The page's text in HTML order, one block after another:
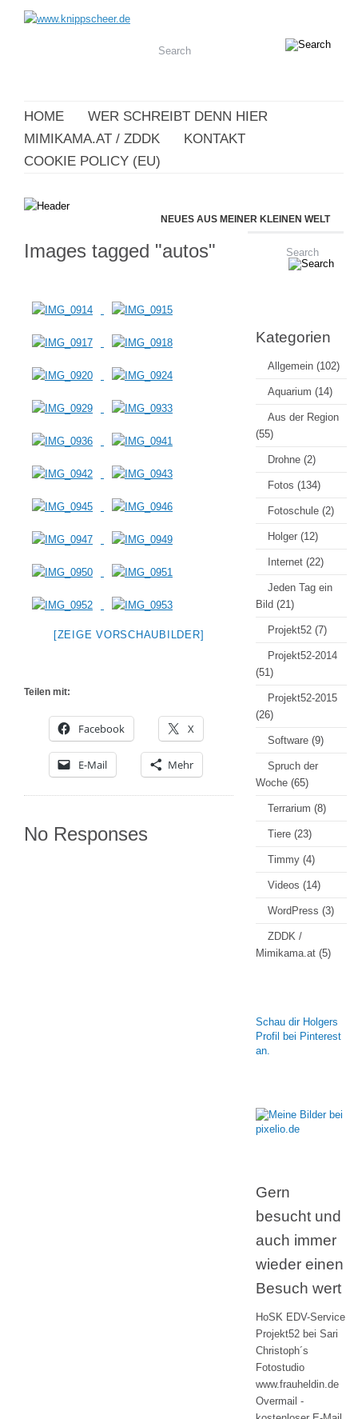
HOME
WER SCHREIBT DENN HIER
MIMIKAMA.AT / ZDDK
KONTAKT
COOKIE POLICY (EU)
NEUES AUS MEINER KLEINEN WELT
Images tagged "autos"
[ZEIGE VORSCHAUBILDER]
Teilen mit:
Facebook X
E-Mail Mehr
No Responses
Kategorien
Allgemein (102)
Aquarium (14)
Aus der Region
(55)
Drohne (2)
Fotos (134)
Fotoschule (2)
Holger (12)
Internet (22)
Jeden Tag ein
Bild (21)
Projekt52 (7)
Projekt52-2014
(51)
Projekt52-2015
(26)
Software (9)
Spruch der
Woche (65)
Terrarium (8)
Tiere (23)
Timmy (4)
Videos (14)
WordPress (3)
ZDDK /
Mimikama.at (5)
Schau dir Holgers
Profil bei Pinterest
an.
Gern
besucht und
auch immer
wieder einen
Besuch wert
HoSK EDV-Service
Projekt52 bei Sari
Christoph´s
Fotostudio
www.frauheldin.de
Overmail -